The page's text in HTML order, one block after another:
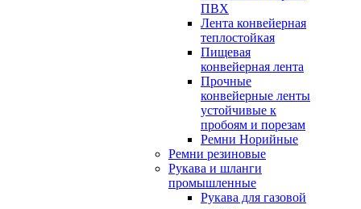
ПВХ
Лента конвейерная
теплостойкая
Пищевая
конвейерная лента
Прочные
конвейерные ленты
устойчивые к
пробоям и порезам
Ремни Норийные
Ремни резиновые
Рукава и шланги
промышленные
Рукава для газовой